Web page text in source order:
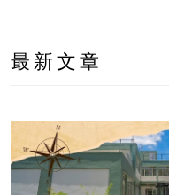
最新文章